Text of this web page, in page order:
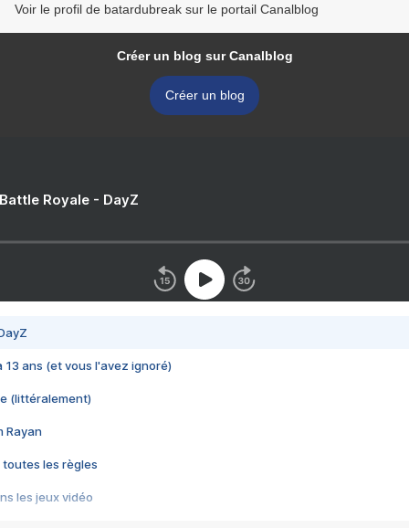
Voir le profil de batardubreak sur le portail Canalblog
Créer un blog sur Canalblog
Créer un blog
Royale - DayZ
13 ans (et vous l'avez ignoré)
(littéralement)
Rayan
toutes les règles
les jeux vidéo